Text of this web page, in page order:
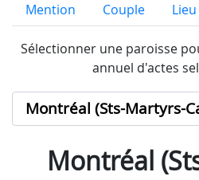
Mention Couple Lieu
Sélectionner une paroisse
annuel d'actes
Montréal